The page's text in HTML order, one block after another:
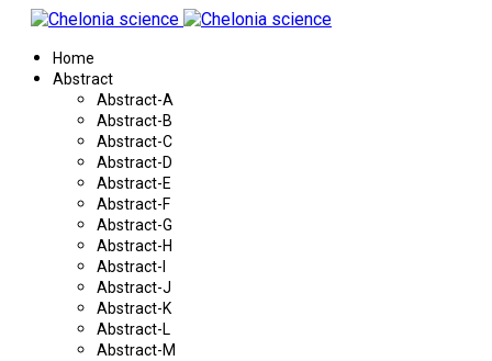
Home
Abstract
Abstract-A
Abstract-B
Abstract-C
Abstract-D
Abstract-E
Abstract-F
Abstract-G
Abstract-H
Abstract-I
Abstract-J
Abstract-K
Abstract-L
Abstract-M